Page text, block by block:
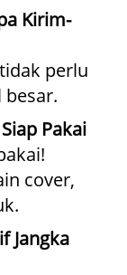
Kirim-
perlu
Pakai
cover,
Jangka